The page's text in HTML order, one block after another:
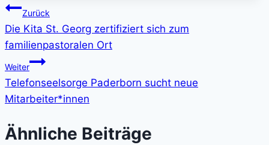
Beitragsnavigation
Zurück
Die Kita St. Georg zertifiziert sich zum
familienpastoralen Ort
Weiter
Telefonseelsorge Paderborn sucht neue
Mitarbeiter*innen
Ähnliche Beiträge